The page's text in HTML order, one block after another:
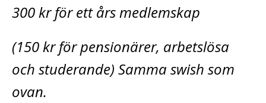
300 kr för ett års medlemskap
(150 kr för pensionärer, arbetslösa
och studerande) Samma swish som
ovan.